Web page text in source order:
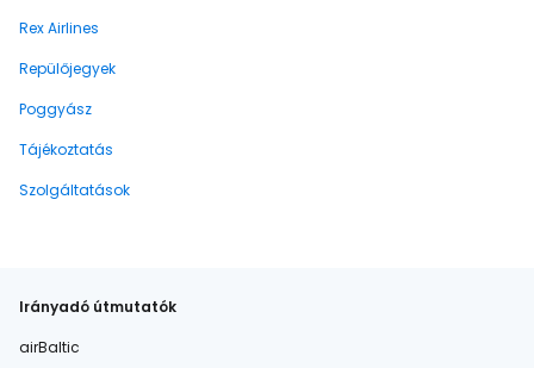
Rex Airlines
Repülőjegyek
Poggyász
Tájékoztatás
Szolgáltatások
Irányadó útmutatók
airBaltic